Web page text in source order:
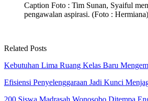
Caption Foto : Tim Sunan, Syaiful
pengawalan aspirasi. (Foto : Hermiana)
Related Posts
Kebutuhan Lima Ruang Kelas Baru
Efisiensi Penyelenggaraan Jadi Kunci
200 Siswa Madrasah Wonosobo Ditempa